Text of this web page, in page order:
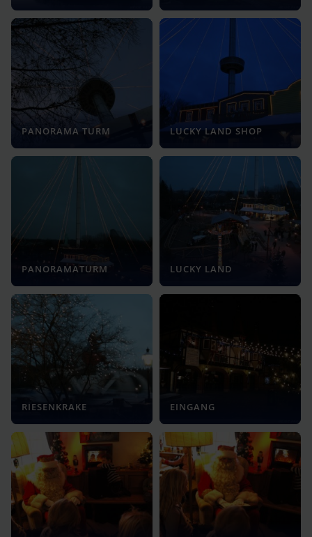
PANORAMA TURM LUCKY LAND SHOP
PANORAMATURM LUCKY LAND
RIESENKRAKE EINGANG